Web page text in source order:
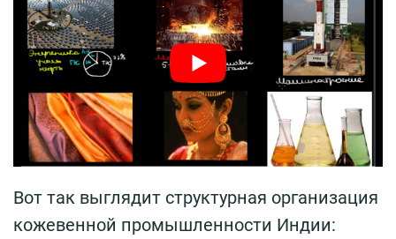
Вот так выглядит структурная организация
кожевенной промышленности Индии: